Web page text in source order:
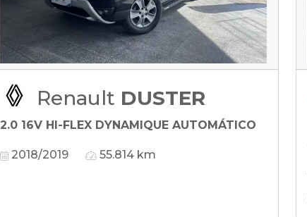
Renault DUSTER
2.0 16V HI-FLEX DYNAMIQUE AUTOMÁTICO
2018/2019 55.814 km